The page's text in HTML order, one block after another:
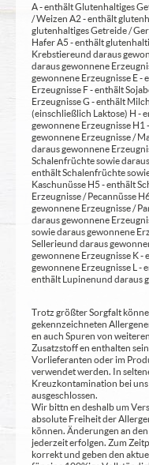
A - enthält Glutenhaltiges
/ Weizen A2 - enthält
glutenhaltiges Getreide /
Hafer A5 - enthält
Krebstiere und daraus
daraus gewonnene
gewonnene Erzeugnisse E -
Erzeugnisse F - enthält
Erzeugnisse G - enthält
(einschließlich Laktose) H -
gewonnene Erzeugnisse
gewonnene Erzeugnisse /
daraus gewonnene
Schalenfrüchte sowie
enthält Schalenfrüchte
Kaschunüsse H5 - enthält
Erzeugnisse / Pecannüsse
gewonnene Erzeugnisse /
daraus gewonnene
sowie daraus gewonnene
Sellerie und daraus
gewonnene Erzeugnisse K -
gewonnene Erzeugnisse L -
enthält Lupinen und daraus
Trotz größter Sorgfalt
gekennzeichneten
en auch Spuren von
Zusatzstoff en enthalten
Vorlieferanten oder im
verwendet werden. In
Kreuzkontamination bei
ausgeschlossen.
Wir bittn en deshalb um
absolute Freiheit der
können. Änderungen an
jederzeit erfolgen. Zum
korrekt und geben den